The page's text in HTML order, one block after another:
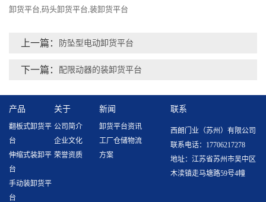
卸货平台,码头卸货平台,装卸货平台
上一篇： 防坠型电动卸货平台
下一篇： 配限动器的装卸货平台
产品
翻板式卸货平
台
伸缩式装卸平
台
手动装卸货平
台
关于
公司简介
企业文化
荣誉资质
新闻
卸货平台资讯
工厂仓储物流
方案
联系
西朗门业（苏州）有限公司
联系电话：17706217278
地址：江苏省苏州市吴中区
木渎镇走马塘路59号4幢